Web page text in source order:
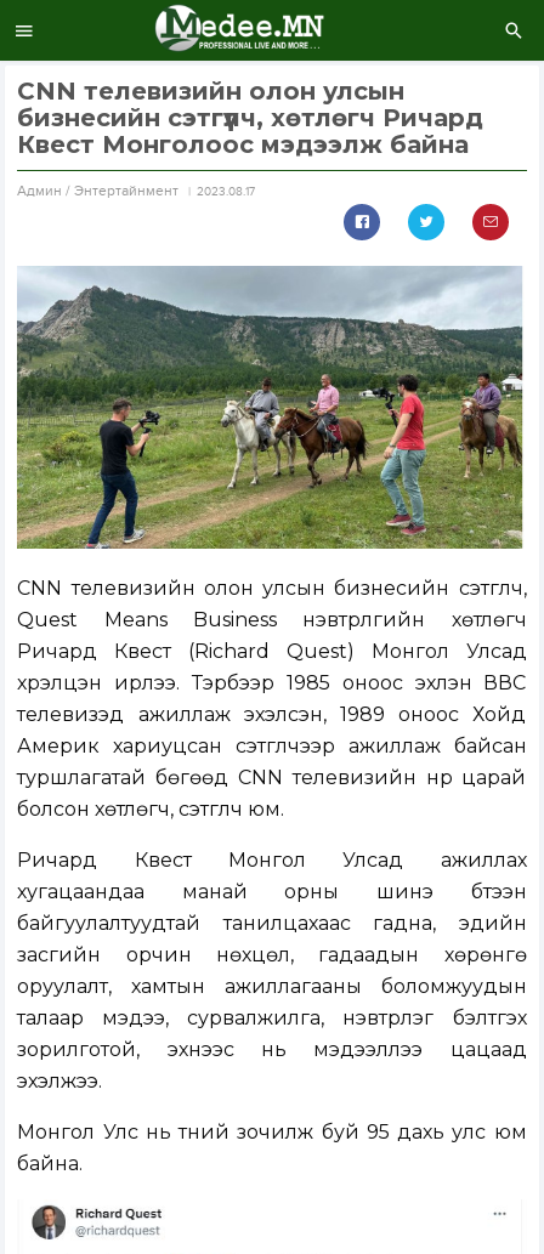
CNN телевизийн олон улсын
бизнесийн сэтгүүлч, хөтлөгч Ричард
Квест Монголоос мэдээлж байна
Aдмин / Энтертайнмент 2023.08.17
CNN телевизийн олон улсын бизнесийн сэтгүүлч,
Quest Means Business нэвтрүүлгийн хөтлөгч
Ричард Квест (Richard Quest) Монгол Улсад
хүрэлцэн ирлээ. Тэрбээр 1985 оноос эхлэн ВВС
телевизэд ажиллаж эхэлсэн, 1989 оноос Хойд
Америк хариуцсан сэтгүүлчээр ажиллаж байсан
туршлагатай бөгөөд CNN телевизийн нүүр царай
болсон хөтлөгч, сэтгүүлч юм.
Ричард Квест Монгол Улсад ажиллах
хугацаандаа манай орны шинэ бүтээн
байгуулалтуудтай танилцахаас гадна, эдийн
засгийн орчин нөхцөл, гадаадын хөрөнгө
оруулалт, хамтын ажиллагааны боломжуудын
талаар мэдээ, сурвалжилга, нэвтрүүлэг бэлтгэх
зорилготой, эхнээс нь мэдээллээ цацаад
эхэлжээ.
Монгол Улс нь түүний зочилж буй 95 дахь улс юм
байна.